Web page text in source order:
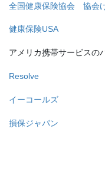
全国健康保険協会 協会
健康保険USA
アメリカ携帯サービスの
Resolve
イーコールズ
損保ジャパン